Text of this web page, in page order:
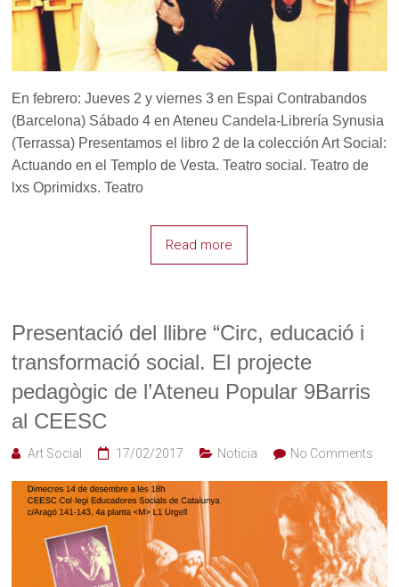
En febrero: Jueves 2 y viernes 3 en Espai Contrabandos
(Barcelona) Sábado 4 en Ateneu Candela-Librería Synusia
(Terrassa) Presentamos el libro 2 de la colección Art Social:
Actuando en el Templo de Vesta. Teatro social. Teatro de
lxs Oprimidxs. Teatro
Read more
Presentació del llibre “Circ, educació i
transformació social. El projecte
pedagògic de l’Ateneu Popular 9Barris
al CEESC
Art Social 17/02/2017 Noticia No Comments